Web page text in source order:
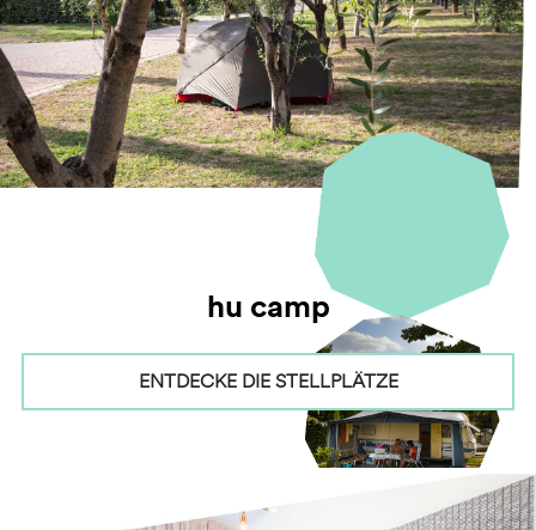
hu camp
ENTDECKE DIE STELLPLÄTZE